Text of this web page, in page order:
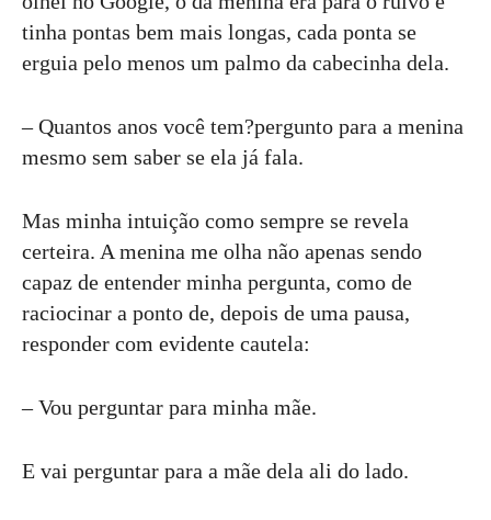
tinha pontas bem mais longas, cada ponta se
erguia pelo menos um palmo da cabecinha dela.
– Quantos anos você tem?pergunto para a menina
mesmo sem saber se ela já fala.
Mas minha intuição como sempre se revela
certeira. A menina me olha não apenas sendo
capaz de entender minha pergunta, como de
raciocinar a ponto de, depois de uma pausa,
responder com evidente cautela:
– Vou perguntar para minha mãe.
E vai perguntar para a mãe dela ali do lado.